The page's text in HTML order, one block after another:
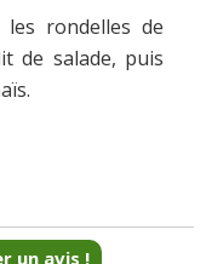
rondelles de
de salade, puis
un avis !